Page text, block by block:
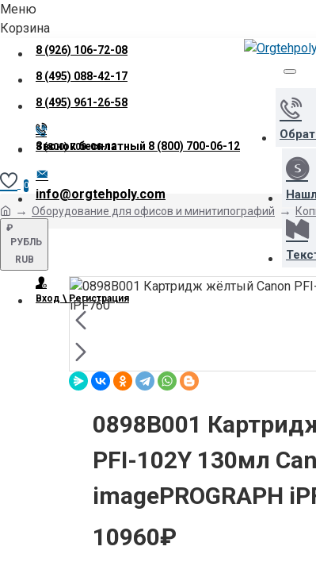
Меню
Корзина
8 (926) 106-72-08
8 (495) 088-42-17
8 (495) 961-26-58
Звонок бесплатный 8 (800) 700-06-12
info@orgtehpoly.com
₽
РУБЛЬ
RUB
Вход \ Регистрация
8 (800) 700-06-12
0
Оборудование для офисов и минитипографий
0898B001
PFI-102Y 130мл
imagePROGRAPH
10960₽